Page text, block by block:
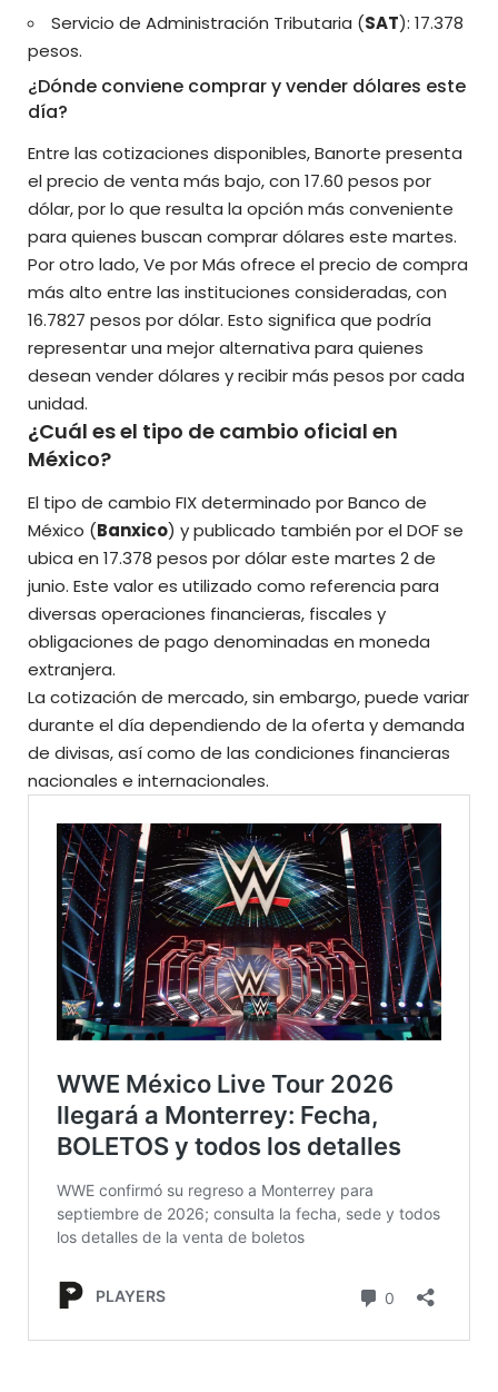
Servicio de Administración Tributaria (SAT): 17.378
pesos.
¿Dónde conviene comprar y vender dólares este
día?
Entre las cotizaciones disponibles, Banorte presenta
el precio de venta más bajo, con 17.60 pesos por
dólar, por lo que resulta la opción más conveniente
para quienes buscan comprar dólares este martes.
Por otro lado, Ve por Más ofrece el precio de compra
más alto entre las instituciones consideradas, con
16.7827 pesos por dólar. Esto significa que podría
representar una mejor alternativa para quienes
desean vender dólares y recibir más pesos por cada
unidad.
¿Cuál es el tipo de cambio oficial en
México?
El tipo de cambio FIX determinado por Banco de
México (Banxico) y publicado también por el DOF se
ubica en 17.378 pesos por dólar este martes 2 de
junio. Este valor es utilizado como referencia para
diversas operaciones financieras, fiscales y
obligaciones de pago denominadas en moneda
extranjera.
La cotización de mercado, sin embargo, puede variar
durante el día dependiendo de la oferta y demanda
de divisas, así como de las condiciones financieras
nacionales e internacionales.